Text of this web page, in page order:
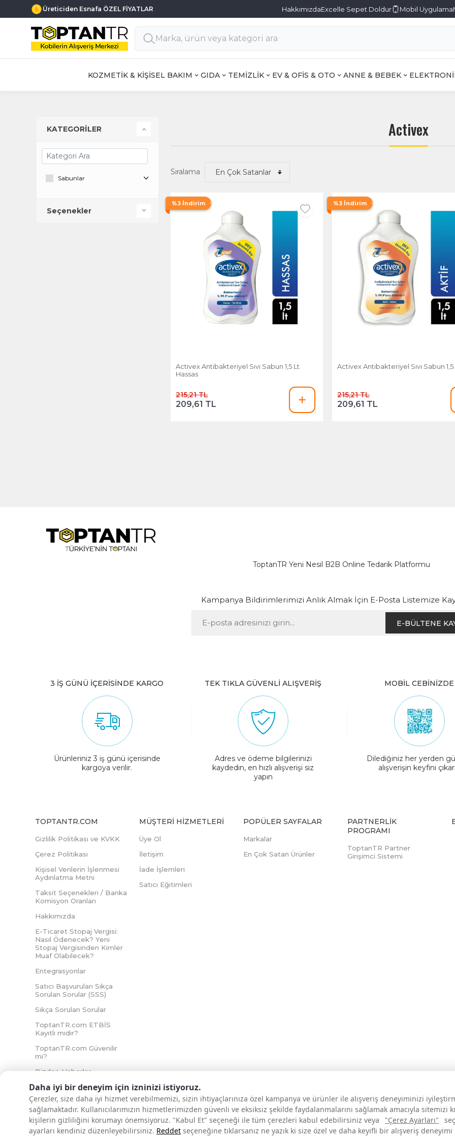
Daha iyi bir deneyim için izninizi istiyoruz.
Çerezler, size daha iyi hizmet verebilmemizi, sizin ihtiyaçlarınıza özel kampanya ve ürünler ile alışveriş deneyiminizi
sağlamaktadır. Kullanıcılarımızın hizmetlerimizden güvenli ve eksiksiz şekilde faydalanmalarını sağlamak amacıyla sitemizi
kişilerin gizliliğini korumayı önemsiyoruz. "Kabul Et" seçeneği ile tüm çerezleri kabul edebilirsiniz veya
"Çerez Ayarları"
ayarları kendiniz düzenleyebilirsiniz. Reddet seçeneğine tıklarsanız ne yazık ki size özel ve daha keyifli bir alışveriş deneyimi
Üreticiden Esnafa ÖZEL FİYATLAR HakkımızdaExcelle Sepet Doldur Mobil Uygulama
KOZMETİK & KİŞİSEL BAKIM GIDA TEMİZLİK EV & OFİS & OTO ANNE & BEBEK
Activex
Sıralama
%3 İndirim
Activex Antibakteriyel Sıvı Sabun 1,5 Lt
Hassas
215,21 TL
209,61 TL
%3 İndirim
Activex Antibakteriyel Sıvı Sabun
215,21 TL
209,61 TL
KATEGORİLER
Sabunlar
Seçenekler
ToptanTR Yeni Nesil B2B Online Tedarik Platformu
Kampanya Bildirimlerimizi Anlık Almak İçin E-Posta Listemize
E-BÜLTENE
3 İŞ GÜNÜ İÇERİSİNDE KARGO
Ürünleriniz 3 iş günü içerisinde
kargoya verilir.
TEK TIKLA GÜVENLİ ALIŞVERİŞ
Adres ve ödeme bilgilerinizi
kaydedin, en hızlı alışverişi siz
yapın
MOBİL CEBİNİZDE
Dilediğiniz her yerden
alışverişin keyfini
TOPTANTR.COM
Gizlilik Politikası ve KVKK
Çerez Politikası
Kişisel Verilerin İşlenmesi
Aydınlatma Metni
Taksit Seçenekleri / Banka
Komisyon Oranları
Hakkımızda
E-Ticaret Stopaj Vergisi:
Nasıl Ödenecek? Yeni
Stopaj Vergisinden Kimler
Muaf Olabilecek?
Entegrasyonlar
Satıcı Başvuruları Sıkça
Sorulan Sorular (SSS)
Sıkça Sorulan Sorular
ToptanTR.com ETBİS
Kayıtlı mıdır?
ToptanTR.com Güvenilir
mi?
Bizden Haberler
MÜŞTERI HIZMETLERI
Üye Ol
İletişim
İade İşlemleri
Satıcı Eğitimleri
POPÜLER SAYFALAR
Markalar
En Çok Satan Ürünler
PARTNERLIK
PROGRAMI
ToptanTR Partner
Girişimci Sistemi
İNTERNETTE GÜVENLİ ALIŞVERİŞ